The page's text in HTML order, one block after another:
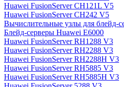
Huawei FusionServer CH121L V5
Huawei FusionServer CH242 V5
Вычислительные узлы для блейд-
Блейд-серверы Huawei E6000
Huawei FusionServer RH1288 V3
Huawei FusionServer RH2288 V3
Huawei FusionServer RH2288H V3
Huawei FusionServer RH5885 V3
Huawei FusionServer RH5885H V3